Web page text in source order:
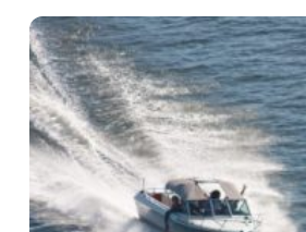
en...